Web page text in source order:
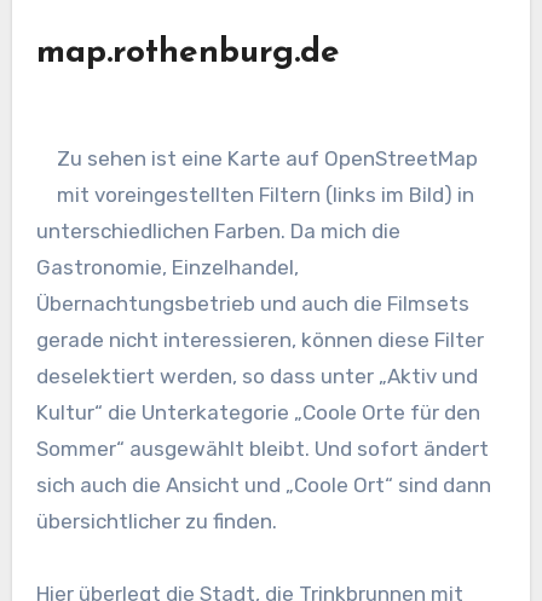
map.rothenburg.de
Zu sehen ist eine Karte auf OpenStreetMap
mit voreingestellten Filtern (links im Bild) in
unterschiedlichen Farben. Da mich die
Gastronomie, Einzelhandel,
Übernachtungsbetrieb und auch die Filmsets
gerade nicht interessieren, können diese Filter
deselektiert werden, so dass unter „Aktiv und
Kultur“ die Unterkategorie „Coole Orte für den
Sommer“ ausgewählt bleibt. Und sofort ändert
sich auch die Ansicht und „Coole Ort“ sind dann
übersichtlicher zu finden.
Hier überlegt die Stadt, die Trinkbrunnen mit